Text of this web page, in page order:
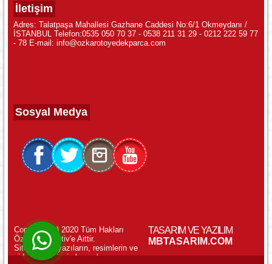
WhatsApp ile Online Destek!
İletişim
Adres: Talatpaşa Mahallesi Gazhane Caddesi No:6/1 Okmeydanı /
İSTANBUL Telefon:0535 050 70 37 - 0538 211 31 29 - 0212 222 59 77
- 78 E-mail: info@ozkarotoyedekparca.com
Sosyal Medya
Copyright (c) 2020 Tüm Hakları
Özkar Otomotiv'e Aittir.
Sitemizdeki yazıların, resimlerin ve
videoların izinsiz kopyalanması
TASARIM VE YAZILIM
MBTASARIM.COM